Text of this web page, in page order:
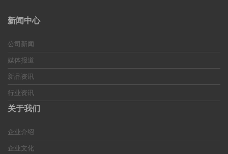
新闻中心
公司新闻
媒体报道
新品资讯
行业资讯
关于我们
企业介绍
企业文化